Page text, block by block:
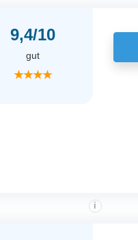
9,4/10
gut
★★★★
i